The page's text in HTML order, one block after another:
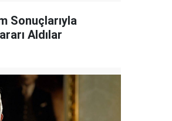
Sonuçlarıyla
Aldılar